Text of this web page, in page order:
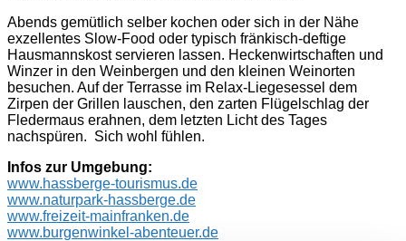
Abends gemütlich selber kochen oder sich in der Nähe
exzellentes Slow-Food oder typisch fränkisch-deftige
Hausmannskost servieren lassen. Heckenwirtschaften und
Winzer in den Weinbergen und den kleinen Weinorten
besuchen. Auf der Terrasse im Relax-Liegesessel dem
Zirpen der Grillen lauschen, den zarten Flügelschlag der
Fledermaus erahnen, dem letzten Licht des Tages
nachspüren. Sich wohl fühlen.
Infos zur Umgebung:
www.hassberge-tourismus.de
www.naturpark-hassberge.de
www.freizeit-mainfranken.de
www.burgenwinkel-abenteuer.de